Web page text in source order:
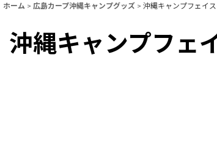
ホーム > 広島カープ沖縄キャンプグッズ > 沖縄キャンプフェイ
沖縄キャンプフェ